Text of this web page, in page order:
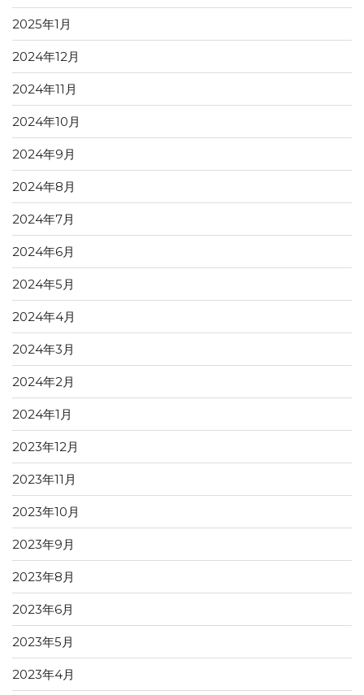
2025年1月
2024年12月
2024年11月
2024年10月
2024年9月
2024年8月
2024年7月
2024年6月
2024年5月
2024年4月
2024年3月
2024年2月
2024年1月
2023年12月
2023年11月
2023年10月
2023年9月
2023年8月
2023年6月
2023年5月
2023年4月